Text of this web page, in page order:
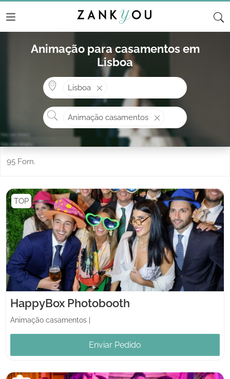
Animação para casamentos em
Lisboa
Lisboa
O que procura?
Animação casamentos
95 Forn.
TOP
HappyBox Photobooth
Animação casamentos
Enviar Pedido